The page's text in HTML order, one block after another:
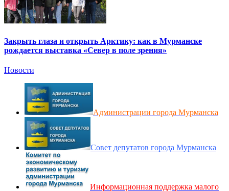
Закрыть глаза и открыть Арктику: как в Мурманске
рождается выставка «Север в поле зрения»
Новости
Администрации города Мурманска
Совет депутатов города Мурманска
Информационная поддержка малого